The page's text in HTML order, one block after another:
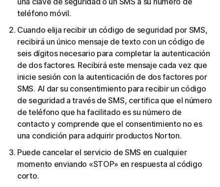
teléfono móvil.
Cuando elija recibir un código de seguridad por SMS,
recibirá un único mensaje de texto con un código de
seis dígitos necesario para completar la autenticación
de dos factores. Recibirá este mensaje cada vez que
inicie sesión con la autenticación de dos factores por
SMS. Al dar su consentimiento para recibir un código
de seguridad a través de SMS, certifica que el número
de teléfono que ha facilitado es su número de
contacto y comprende que el consentimiento no es
una condición para adquirir productos Norton.
Puede cancelar el servicio de SMS en cualquier
momento enviando «STOP» en respuesta al código
corto.